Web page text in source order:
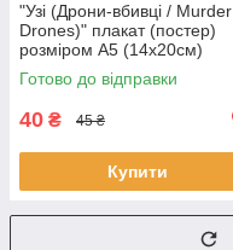
"Узі (Дрони-вбивці / Murder
Drones)" плакат (постер)
розміром А5 (14х20см)
Готово до відправки
40 ₴ 45 ₴
Купити